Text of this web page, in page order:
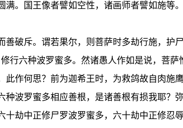
。国王像者譬如空性，诸画师者譬如施等
善破斥。谓若果尔，则菩萨时多劫行施，护
行六种波罗蜜多。然诸愚人作如是说，菩
作何思？前为迦希王时，为救鸽故自肉施
波罗蜜多相应善根，是诸善根有损我耶？
劫中正修尸罗波罗蜜多，六十劫中正修忍